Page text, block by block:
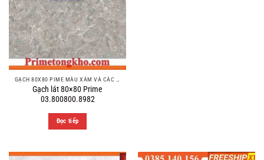
Gạch lát 80×80 Prime
03.800800.8982
Đọc tiếp